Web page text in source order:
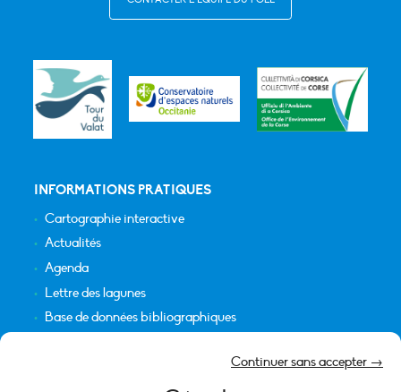
Continuer sans accepter →
INFORMATIONS PRATIQUES
Cartographie interactive
Actualités
Agenda
Lettre des lagunes
Base de données bibliographiques